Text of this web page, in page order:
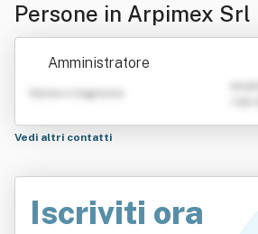
Persone in Arpimex Srl
Amministratore
Nome e Cognome
Vedi altri contatti
Iscriviti ora